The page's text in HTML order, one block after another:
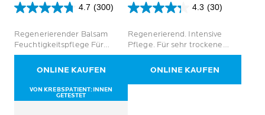
4.7 (300)
4.7
5
Sternen.
300
Bewertungen
Regenerierender Balsam
Feuchtigkeitspflege Für
gereizte Lippen
ONLINE KAUFEN
4.3 (30)
4.3
5
Sternen.
30
Bewertungen
Regenerierend. Intensive
Pflege. Für sehr trockene
Lippen.
ONLINE KAUFEN
VON KREBSPATIENT:INNEN
GETESTET